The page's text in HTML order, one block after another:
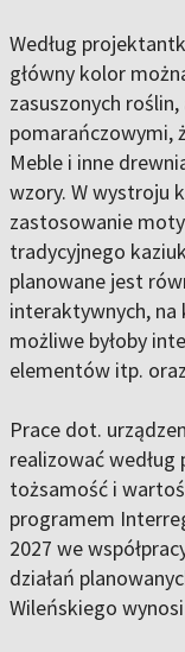
Według
główny kolor
zasuszonych
pomarańczowymi,
Meble i inne
wzory. W wystroju
zastosowanie
tradycyjnego
planowane jest
interaktywnych, na
możliwe byłoby
elementów itp.
Prace dot.
realizować
tożsamość i
programem
2027 we
działań
Wileńskiego